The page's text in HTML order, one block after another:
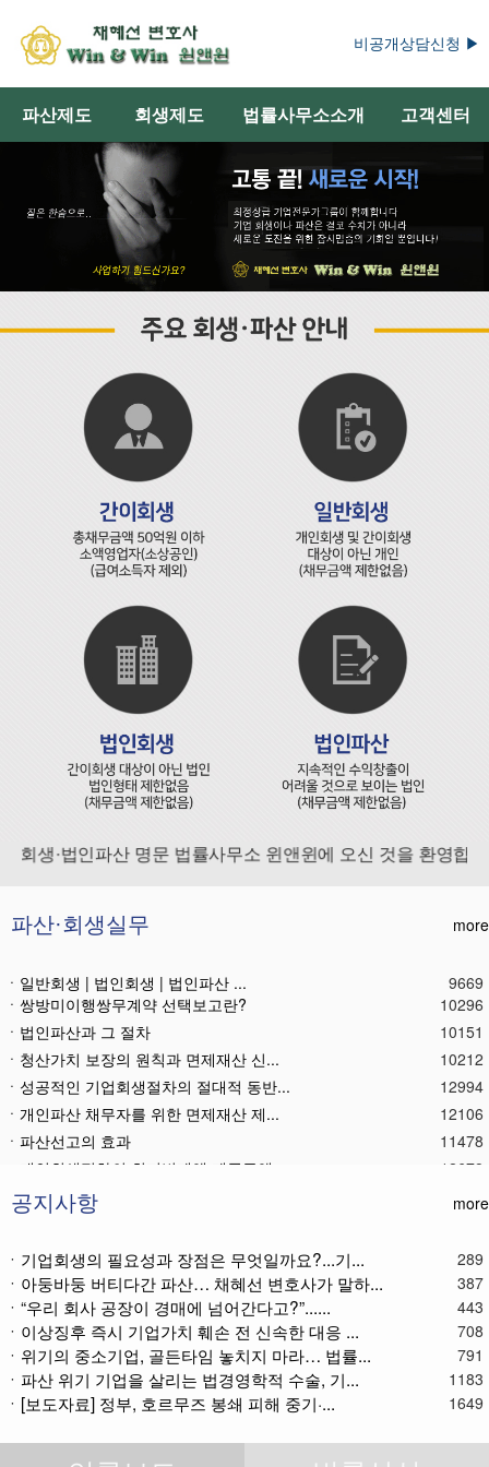
비공개상담신청 ▶
파산제도 회생제도 법률사무소소개 고객센터
생·법인파산 명문 법률사무소 윈앤윈에 오신 것을 환영합니
파산·회생실무 more
ㆍ일반회생 | 법인회생 | 법인파산 ... 9669
ㆍ쌍방미이행쌍무계약 선택보고란?
10296
ㆍ법인파산과 그 절차
10151
ㆍ청산가치 보장의 원칙과 면제재산 신...
10212
ㆍ성공적인 기업회생절차의 절대적 동반...
12994
ㆍ개인파산 채무자를 위한 면제재산 제...
12106
ㆍ파산선고의 효과
11478
ㆍ 개인회생절차의 최저변제액 제공금액
12678
ㆍ기업회생제도와 기업파산제도
11621
ㆍ법인파산 후 이사의 연대보증책임 해...
11577
ㆍ법인파산절차와 기업회생절차 개요
11872
ㆍ개인회생재단채권(우선권이 있는 채권...
11116
ㆍ개인회생재단이란?
11046
ㆍ개인회생채권이란?
11277
ㆍ가용소득이란?
11227
ㆍ회생신청 후 경매절차 정지신청은?
ㆍ별제권부 채권(회생절차에서의 근저당...
12185
공지사항 more
ㆍ기업회생의 필요성과 장점은 무엇일까요?...기... 289
ㆍ아둥바둥 버티다간 파산… 채혜선 변호사가 말하... 387
ㆍ“우리 회사 공장이 경매에 넘어간다고?”...... 443
ㆍ이상징후 즉시 기업가치 훼손 전 신속한 대응 ... 708
ㆍ위기의 중소기업, 골든타임 놓치지 마라… 법률... 791
ㆍ파산 위기 기업을 살리는 법경영학적 수술, 기... 1183
ㆍ[보도자료] 정부, 호르무즈 봉쇄 피해 중기·... 1649